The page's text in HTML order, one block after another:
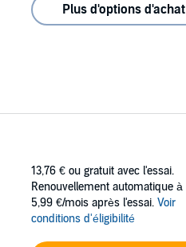
Plus d'options d'achat
13,76 € ou gratuit avec l'essai.
Renouvellement automatique à
5,99 €/mois après l'essai. Voir
conditions d'éligibilité